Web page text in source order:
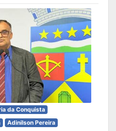
da Conquista
Adinilson Pereira